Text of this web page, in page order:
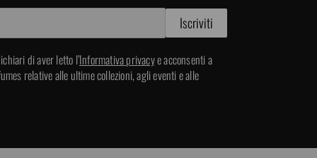
di aver letto l’Informativa privacye acconsenti a
relative alle ultime collezioni, agli eventi e alle